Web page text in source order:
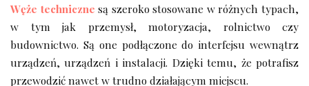
Węże techniczne są szeroko stosowane w różnych typach,
w tym jak przemysł, motoryzacja, rolnictwo czy
budownictwo. Są one podłączone do interfejsu wewnątrz
urządzeń, urządzeń i instalacji. Dzięki temu, że potrafisz
przewodzić nawet w trudno działającym miejscu.